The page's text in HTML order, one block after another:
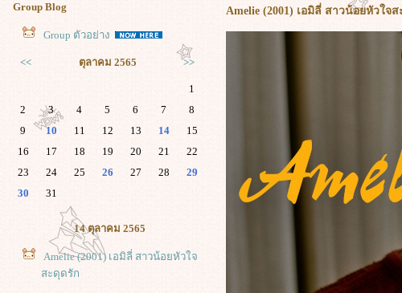
Group Blog
Group ตัวอย่าง
<< ตุลาคม 2565 >>
1
2
3 4 5 6 7
8
9
10 11 12 13 14
15
16
17 18 19 20 21
22
23
24 25 26 27 28
29
30
31
14 ตุลาคม 2565
Amelie (2001) เอมิลี่ สาวน้อยหัวใจ
สะดุดรัก
Amelie (2001) เอมิลี่ สาวน้อยหัวใจ